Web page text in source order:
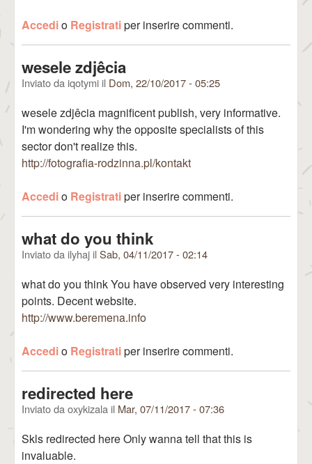
Accedio Registratiper inserire commenti.
wesele zdjêcia
Inviato da iqotymi il Dom, 22/10/2017 - 05:25
wesele zdjêcia magnificent publish, very informative.
I'm wondering why the opposite specialists of this
sector don't realize this.
http://fotografia-rodzinna.pl/kontakt
Accedio Registratiper inserire commenti.
what do you think
Inviato da ilyhaj ilSab, 04/11/2017 - 02:14
what do you think You have observed very interesting
points. Decent website.
http://www.beremena.info
Accedio Registratiper inserire commenti.
redirected here
Inviato daoxykizala il Mar, 07/11/2017 - 07:36
Skls redirected here Only wanna tell that this is
invaluable.